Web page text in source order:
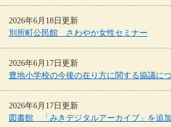
2026年6月18日更新
別所町公民館 さわやか女性セミナー
2026年6月17日更新
豊地小学校の今後の在り方に関する協議に
2026年6月17日更新
図書館 「みきデジタルアーカイブ」を追